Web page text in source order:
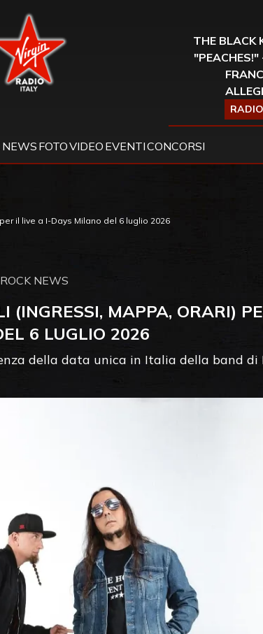
Virgin Radio
THE BLACK
"PEACHES!"
RADIO
NEWS FOTOVIDEO EVENTICONCORSI
il live a I-Days Milano del 6 luglio 2026
ROCK NEWS
(INGRESSI, MAPPA, ORARI)
6 LUGLIO 2026
della data unica in Italia della band di